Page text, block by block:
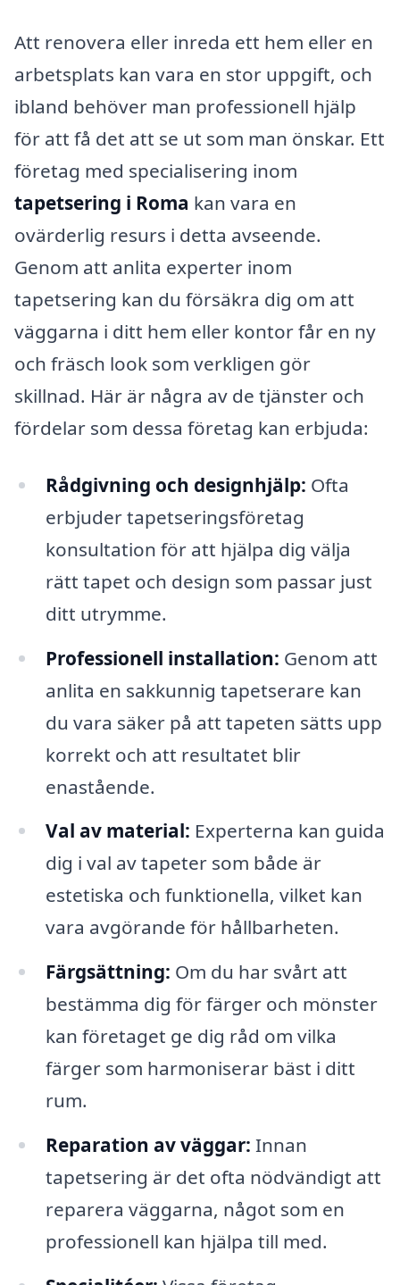
Att renovera eller inreda ett hem eller en
arbetsplats kan vara en stor uppgift, och
ibland behöver man professionell hjälp
för att få det att se ut som man önskar. Ett
företag med specialisering inom
tapetsering i Roma kan vara en
ovärderlig resurs i detta avseende.
Genom att anlita experter inom
tapetsering kan du försäkra dig om att
väggarna i ditt hem eller kontor får en ny
och fräsch look som verkligen gör
skillnad. Här är några av de tjänster och
fördelar som dessa företag kan erbjuda:
Rådgivning och designhjälp: Ofta
erbjuder tapetseringsföretag
konsultation för att hjälpa dig välja
rätt tapet och design som passar just
ditt utrymme.
Professionell installation: Genom att
anlita en sakkunnig tapetserare kan
du vara säker på att tapeten sätts upp
korrekt och att resultatet blir
enastående.
Val av material: Experterna kan guida
dig i val av tapeter som både är
estetiska och funktionella, vilket kan
vara avgörande för hållbarheten.
Färgsättning: Om du har svårt att
bestämma dig för färger och mönster
kan företaget ge dig råd om vilka
färger som harmoniserar bäst i ditt
rum.
Reparation av väggar: Innan
tapetsering är det ofta nödvändigt att
reparera väggarna, något som en
professionell kan hjälpa till med.